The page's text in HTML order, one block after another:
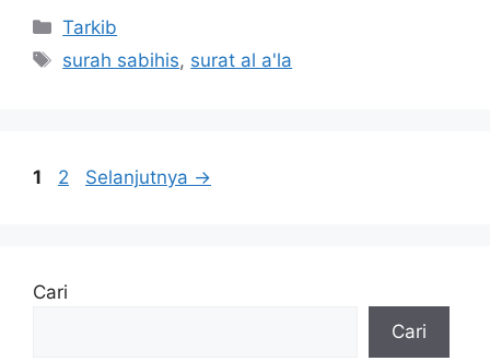
Kategori
Tarkib
Tag
surah sabihis, surat al a'la
Halaman
1 Halaman
2 Selanjutnya →
Cari
Cari